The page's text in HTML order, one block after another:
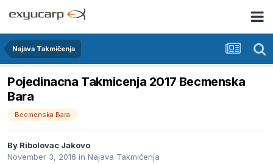
Najava Takmičenja
Pojedinacna Takmicenja 2017 Becmenska
Bara
Becmenska Bara
By Ribolovac Jakovo
November 3, 2016 in Najava Takmičenja